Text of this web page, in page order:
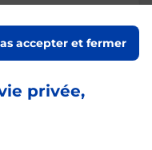
privée,
accepter et fermer